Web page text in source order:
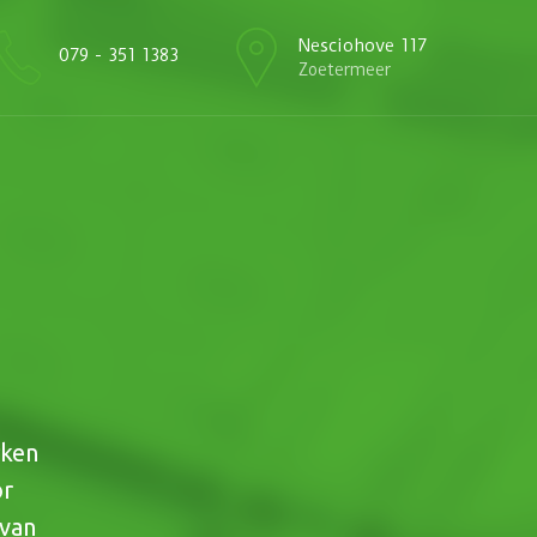
079 - 351 1383 Nesciohove 117
Zoetermeer